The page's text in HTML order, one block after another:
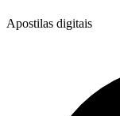
Apostilas digitais